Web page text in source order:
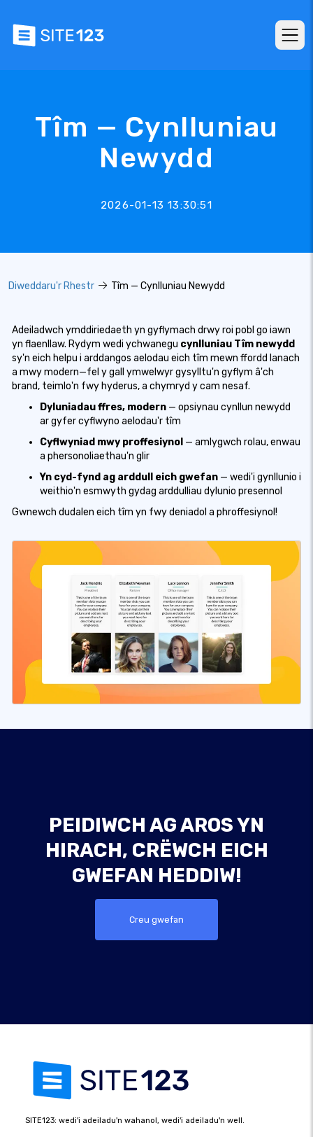
Tîm — Cynlluniau
Newydd
2026-01-13 13:30:51
Diweddaru'r Rhestr Tîm — Cynlluniau Newydd
Adeiladwch ymddiriedaeth yn gyflymach drwy roi pobl go iawn
yn flaenllaw. Rydym wedi ychwanegu cynlluniau Tîm newydd
sy'n eich helpu i arddangos aelodau eich tîm mewn ffordd lanach
a mwy modern—fel y gall ymwelwyr gysylltu'n gyflym â'ch
brand, teimlo'n fwy hyderus, a chymryd y cam nesaf.
Dyluniadau ffres, modern — opsiynau cynllun newydd
ar gyfer cyflwyno aelodau'r tîm
Cyflwyniad mwy proffesiynol — amlygwch rolau, enwau
a phersonoliaethau'n glir
Yn cyd-fynd ag arddull eich gwefan — wedi'i gynllunio i
weithio'n esmwyth gydag arddulliau dylunio presennol
Gwnewch dudalen eich tîm yn fwy deniadol a phroffesiynol!
PEIDIWCH AG AROS YN
HIRACH, CRËWCH EICH
GWEFAN HEDDIW!
Creu gwefan
SITE123: wedi'i adeiladu'n wahanol, wedi'i adeiladu'n well.